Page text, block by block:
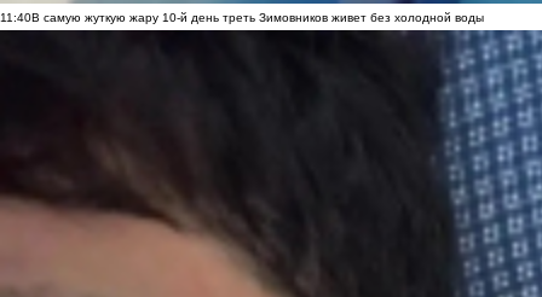
11:40В самую жуткую жару 10-й день треть Зимовников живет без холодной воды